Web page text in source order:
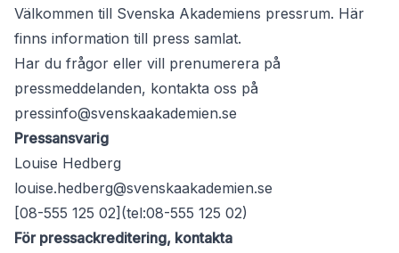
Välkommen till Svenska Akademiens pressrum. Här
finns information till press samlat.
Har du frågor eller vill prenumerera på
pressmeddelanden, kontakta oss på
pressinfo@svenskaakademien.se
Pressansvarig
Louise Hedberg
louise.hedberg@svenskaakademien.se
[08-555 125 02](tel:08-555 125 02)
För pressackreditering, kontakta